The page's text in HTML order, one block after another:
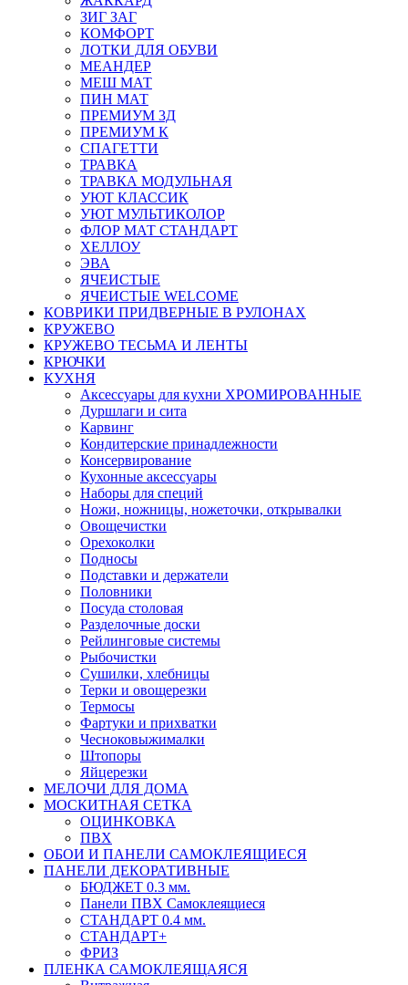
ЗИГ ЗАГ
КОМФОРТ
ЛОТКИ ДЛЯ ОБУВИ
МЕАНДЕР
МЕШ МАТ
ПИН МАТ
ПРЕМИУМ 3Д
ПРЕМИУМ К
СПАГЕТТИ
ТРАВКА
ТРАВКА МОДУЛЬНАЯ
УЮТ КЛАССИК
УЮТ МУЛЬТИКОЛОР
ФЛОР МАТ СТАНДАРТ
ХЕЛЛОУ
ЭВА
ЯЧЕИСТЫЕ
ЯЧЕИСТЫЕ WELCOME
КОВРИКИ ПРИДВЕРНЫЕ В РУЛОНАХ
КРУЖЕВО
КРУЖЕВО ТЕСЬМА И ЛЕНТЫ
КРЮЧКИ
КУХНЯ
Аксессуары для кухни ХРОМИРОВАННЫЕ
Дуршлаги и сита
Карвинг
Кондитерские принадлежности
Консервирование
Кухонные аксессуары
Наборы для специй
Ножи, ножницы, ножеточки, открывалки
Овощечистки
Орехоколки
Подносы
Подставки и держатели
Половники
Посуда столовая
Разделочные доски
Рейлинговые системы
Рыбочистки
Сушилки, хлебницы
Терки и овощерезки
Термосы
Фартуки и прихватки
Чесноковыжималки
Штопоры
Яйцерезки
МЕЛОЧИ ДЛЯ ДОМА
МОСКИТНАЯ СЕТКА
ОЦИНКОВКА
ПВХ
ОБОИ И ПАНЕЛИ САМОКЛЕЯЩИЕСЯ
ПАНЕЛИ ДЕКОРАТИВНЫЕ
БЮДЖЕТ 0.3 мм.
Панели ПВХ Самоклеящиеся
СТАНДАРТ 0.4 мм.
СТАНДАРТ+
ФРИЗ
ПЛЕНКА САМОКЛЕЯЩАЯСЯ